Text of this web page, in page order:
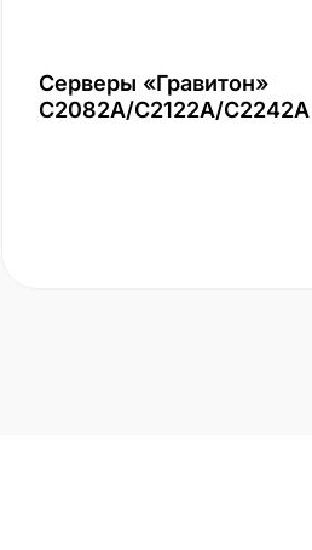
Серверы «Гравитон»
С2082А/С2122А/С2242А